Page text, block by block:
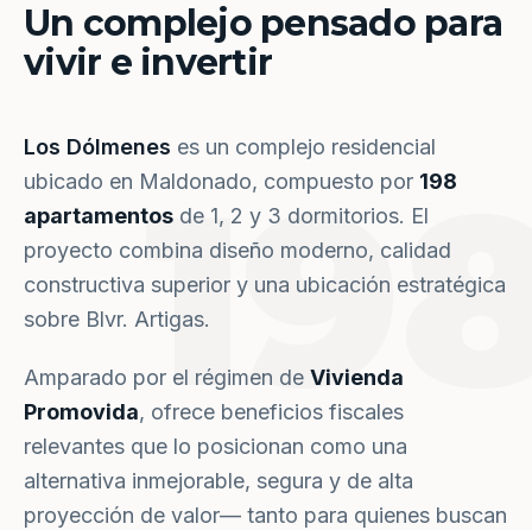
Un complejo pensado para
vivir e invertir
Los Dólmenes es un complejo residencial
ubicado en Maldonado, compuesto por 198
apartamentos de 1, 2 y 3 dormitorios. El
proyecto combina diseño moderno, calidad
constructiva superior y una ubicación estratégica
sobre Blvr. Artigas.
Amparado por el régimen de Vivienda
Promovida, ofrece beneficios fiscales
relevantes que lo posicionan como una
alternativa inmejorable, segura y de alta
proyección de valor— tanto para quienes buscan